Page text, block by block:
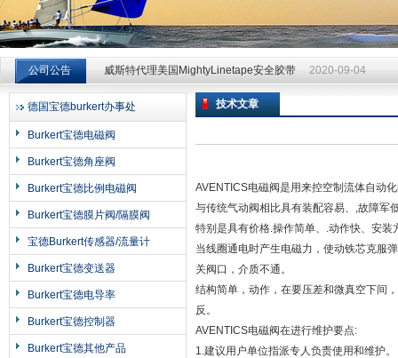
上海申思特自动化设备有限公司
公司公告
威斯特代理美国MightyLinetape安全胶带 2020-09-04
威斯特代理美国MightyLinetape安全胶带 2020-09-04
威斯特代理美国MightyLinetape安全胶带
德国宝德burkert办事处
Burkert宝德电磁阀
Burkert宝德角座阀
Burkert宝德比例电磁阀
Burkert宝德膜片阀/隔膜阀
宝德Burkert传感器/流量计
Burkert宝德变送器
Burkert宝德电导率
Burkert宝德控制器
Burkert宝德其他产品
技术文章
AVENTICS电磁阀是用来控空制流体自动
与传统气动阀相比具有装配容易、,故障军
特别是具有价格.操作简单、.动作快、安
当线圈通电时产生电磁力，使动铁芯克服
关阀口，介质不通。
结构简单，动作，在要压差和微真空下间
反。
AVENTICS电磁阀在进行维护要点:
1.建议用户单位指派专人负责使用和维护。